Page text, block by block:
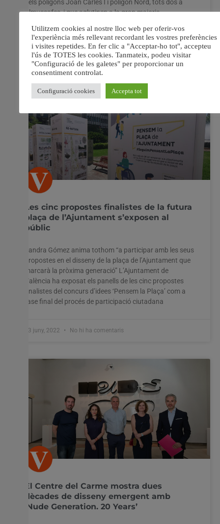
dels polígons Joan Carles I i polígon Nord, tots dos a
Almussafes, i que aglutinen a la gran majoria
23 juny, 2022 No hi ha comentaris
Les cinc propostes finalistes de la futura
plaça de l’Ajuntament s’exposen al
públic
Sandra Gómez anima tothom “a participar amb les seus
propostes en el disseny de la plaça de l’Ajuntament que
marcarà la pròxima generació” L’Ajuntament de
València ha exposat els panells de les cinc propostes
finalistes del concurs d’idees ‘Pensem la Plaça’ com a
fase final del procés de participació ciutadana
23 juny, 2022 No hi ha comentaris
El Centre del Carme mostra dues
dècades de disseny emergent amb
‘Nude Generation. 20 Years’